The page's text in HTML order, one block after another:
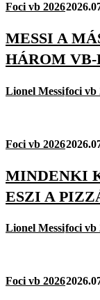
Foci vb 2026
MESSI A
HÁROM
Lionel Messifoci vb
Foci vb 2026
MINDENKI
ESZI A
Lionel Messifoci vb
Foci vb 2026